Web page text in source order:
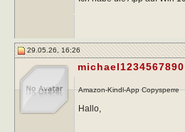
29.05.26, 16:26
michael1234567890
Amazon-Kindl-App Copysperre
Hallo,